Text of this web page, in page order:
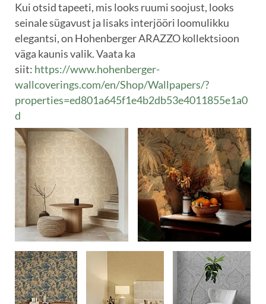
Kui otsid tapeeti, mis looks ruumi soojust, looks
seinale sügavust ja lisaks interjööri loomulikku
elegantsi, on Hohenberger ARAZZO kollektsioon
väga kaunis valik. Vaata ka
siit: https://www.hohenberger-
wallcoverings.com/en/Shop/Wallpapers/?
properties=ed801a645f1e4b2db53e4011855e1a0
d